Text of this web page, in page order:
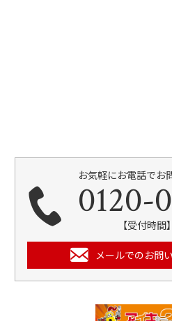
お気軽にお電話でお
0120-
【受付時
メールでのお問